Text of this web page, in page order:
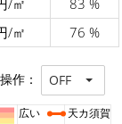
/㎡ 76 %
作： OFF
天カ須賀
広い